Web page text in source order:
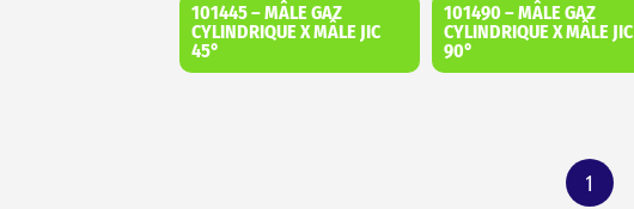
101445 – MÂLE GAZ
CYLINDRIQUE X MÂLE JIC
45°
101490 – MÂLE GAZ
CYLINDRIQUE X MÂLE JIC
90°
1